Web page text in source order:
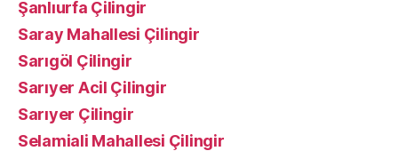
Şanlıurfa Çilingir
Saray Mahallesi Çilingir
Sarıgöl Çilingir
Sarıyer Acil Çilingir
Sarıyer Çilingir
Selamiali Mahallesi Çilingir